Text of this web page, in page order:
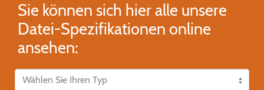
Sie können sich hier alle unsere
Datei-Spezifikationen online
ansehen: